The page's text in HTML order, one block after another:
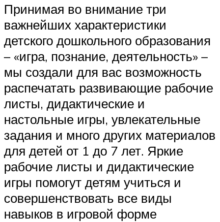
Принимая во внимание три
важнейших характеристики
детского дошкольного образования
– «игра, познание, деятельность» –
мы создали для вас возможность
распечатать развивающие рабочие
листы, дидактические и
настольные игры, увлекательные
задания и много других материалов
для детей от 1 до 7 лет. Яркие
рабочие листы и дидактические
игры помогут детям учиться и
совершенствовать все виды
навыков в игровой форме